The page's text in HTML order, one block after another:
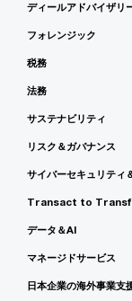
ディールアドバイザリ
フォレンジック
税務
法務
サステナビリティ
リスク＆ガバナンス
サイバーセキュリティ
Transact to
データ＆AI
マネージドサービス
日本企業の海外事業支